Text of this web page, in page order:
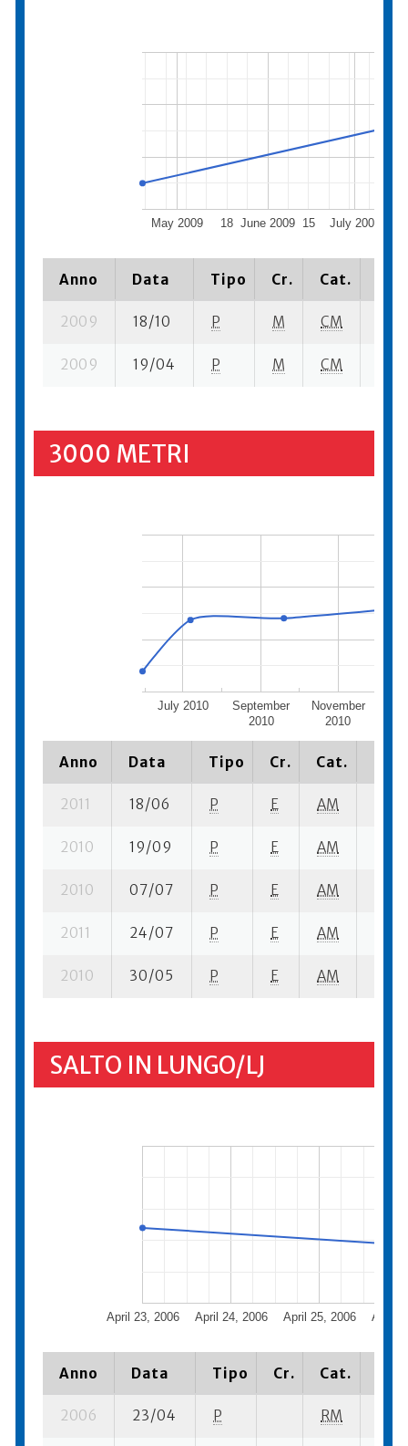
May 2009 June 2009 July 2009
18 15
Anno Data Tipo Cr. Cat.
2009 18/10 P M CM
2009 19/04 P M CM
3000 METRI
July 2010
September
2010
November
2010
Anno Data Tipo Cr. Cat.
2011 18/06 P E AM
2010 19/09 P E AM
2010 07/07 P E AM
2011 24/07 P E AM
2010 30/05 P E AM
SALTO IN LUNGO/LJ
April 23, 2006 April 24, 2006 April 25, 2006 April
Anno Data Tipo Cr. Cat.
2006 23/04 P RM